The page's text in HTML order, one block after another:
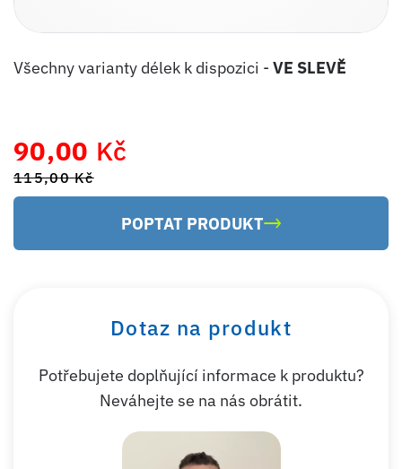
Všechny varianty délek k dispozici - VE SLEVĚ
90,00 Kč
115,00 Kč
POPTAT PRODUKT
Dotaz na produkt
Potřebujete doplňující informace k produktu?
Neváhejte se na nás obrátit.